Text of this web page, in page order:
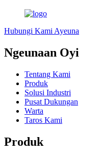
Hubungi Kami Ayeuna
Ngeunaan Oyi
Tentang Kami
Produk
Solusi Industri
Pusat Dukungan
Warta
Taros Kami
Produk